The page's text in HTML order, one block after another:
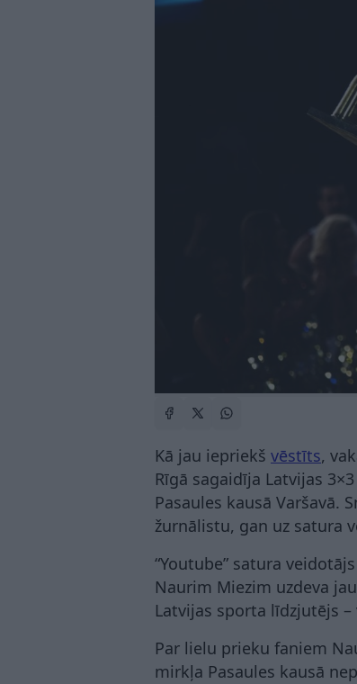
Kā jau iepriekš vēstīts,
Rīgā sagaidīja Latvijas
Pasaules kausā Varšavā.
žurnālistu, gan uz satura
“Youtube” satura
Naurim Miezim uzdeva
Latvijas sporta līdzjutējs
Par lielu prieku faniem
mirkļa Pasaules kausā